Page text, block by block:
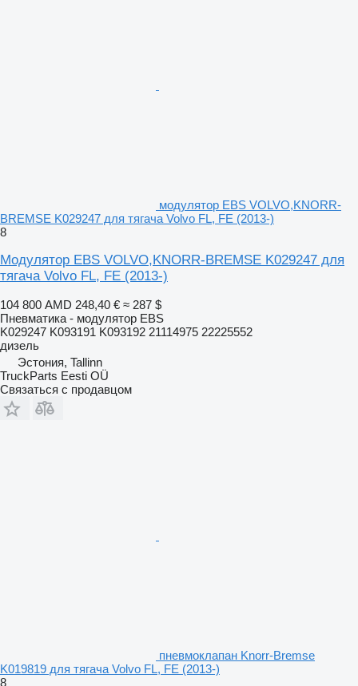
модулятор EBS VOLVO,KNORR-
BREMSE K029247 для тягача Volvo FL, FE (2013-)
8
Модулятор EBS VOLVO,KNORR-BREMSE K029247 для
тягача Volvo FL, FE (2013-)
104 800 AMD 248,40 € ≈ 287 $
Пневматика - модулятор EBS
K029247 K093191 K093192 21114975 22225552
дизель
Эстония, Tallinn
TruckParts Eesti OÜ
Связаться с продавцом
пневмоклапан Knorr-Bremse
K019819 для тягача Volvo FL, FE (2013-)
8